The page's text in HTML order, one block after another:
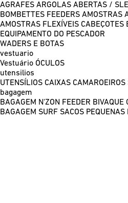
AGRAFES ARGOLAS ABERTAS /
BOMBETTES FEEDERS AMOSTRAS
AMOSTRAS FLEXÍVEIS CABEÇOTES
EQUIPAMENTO DO PESCADOR
WADERS E BOTAS
vestuario
Vestuário ÓCULOS
utensilios
UTENSÍLIOS CAIXAS CAMAROEIROS
bagagem
BAGAGEM N'ZON FEEDER BIVAQUE
BAGAGEM SURF SACOS PEQUENAS